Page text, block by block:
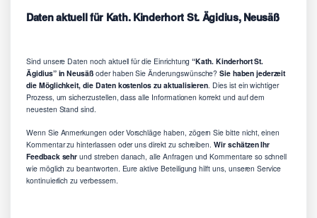
Daten aktuell für Kath. Kinderhort St. Ägidius, Neusäß
Sind unsere Daten noch aktuell für die Einrichtung“Kath. Kinderhort St.
Ägidius” in Neusäß oder haben Sie Änderungswünsche?Sie haben jederzeit
die Möglichkeit, die Daten kostenlos zu aktualisieren. Dies ist ein wichtiger
Prozess, um sicherzustellen, dass alle Informationen korrekt und auf dem
neuesten Stand sind.
Wenn Sie Anmerkungen oder Vorschläge haben, zögern Sie bitte nicht, einen
Kommentar zu hinterlassen oder uns direkt zu schreiben.Wir schätzen Ihr
Feedback sehr und streben danach, alle Anfragen und Kommentare so schnell
wie möglich zu beantworten. Eure aktive Beteiligung hilft uns, unseren Service
kontinuierlich zu verbessern.